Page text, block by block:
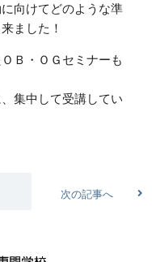
向けてどのような準
ました！
Ｂ・ＯＧセミナーも
集中して受講してい
次の記事へ